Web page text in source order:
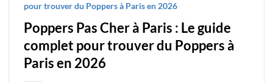
pour trouver du Poppers à Paris en 2026
Poppers Pas Cher à Paris : Le guide
complet pour trouver du Poppers à
Paris en 2026